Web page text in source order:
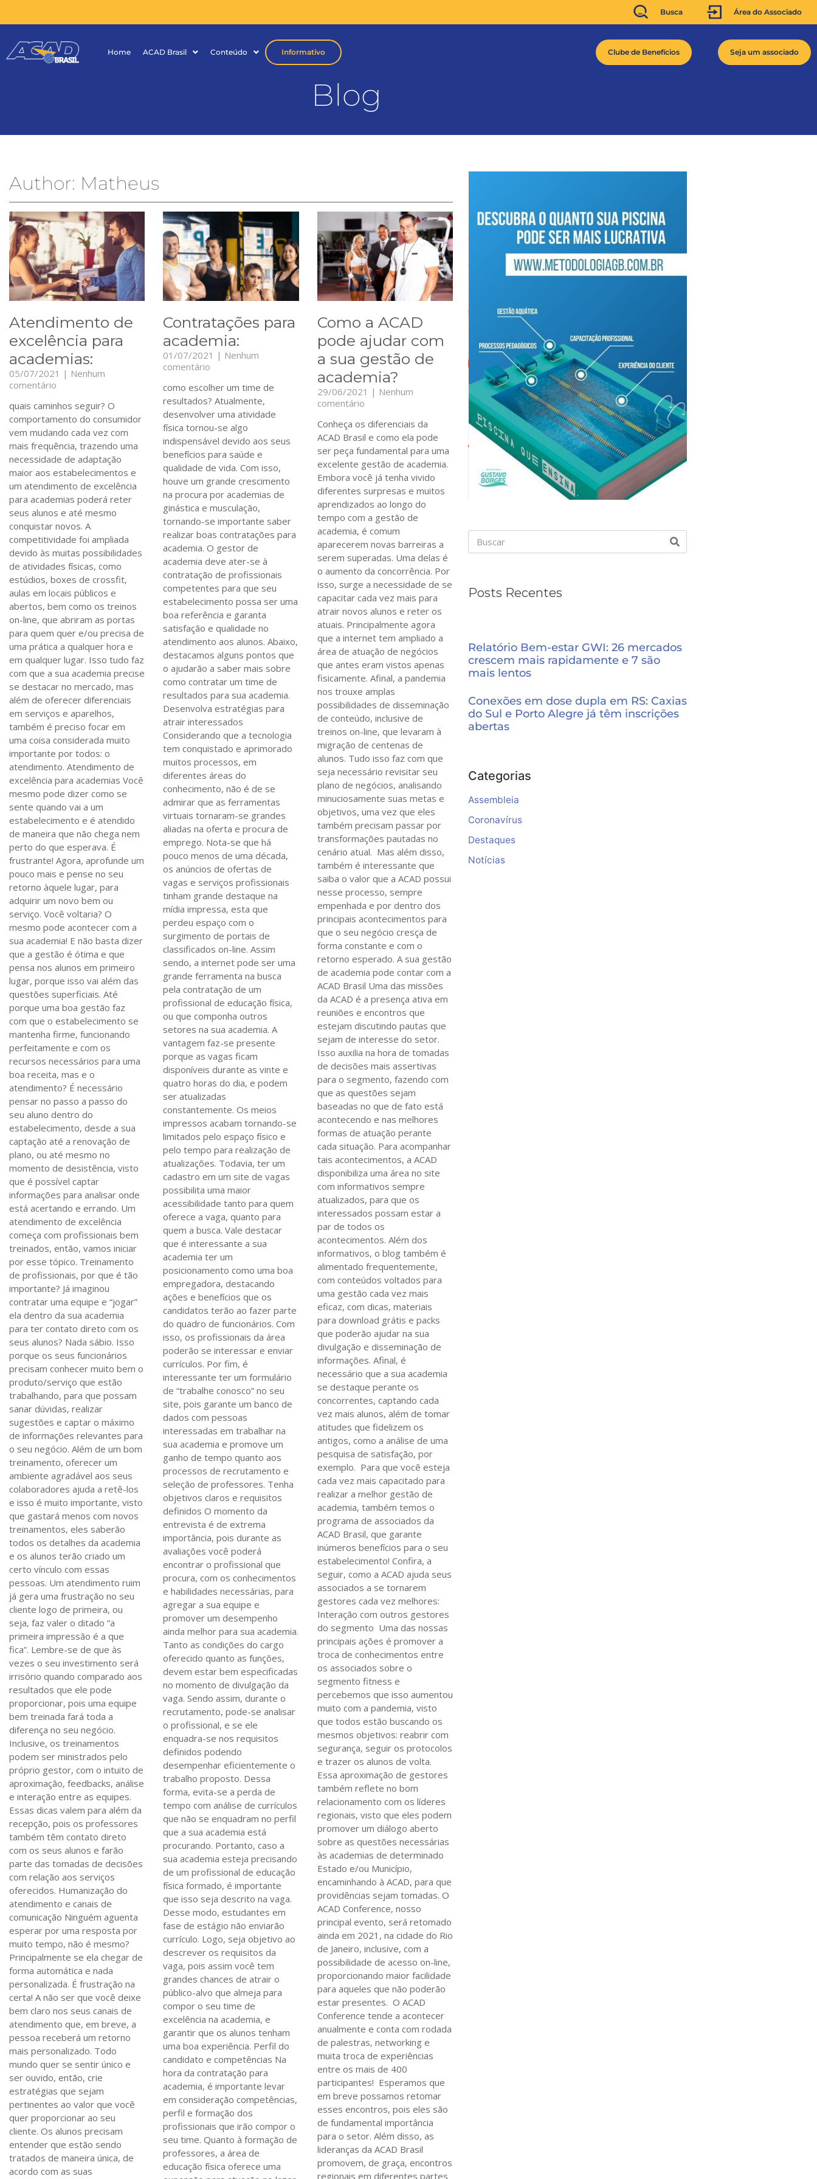
Busca Área do Associado
Home ACAD Brasil Conteúdo Informativo Clube de Benefícios Seja um associado
Blog
Author: Matheus
Atendimento de
excelência para
academias:
05/07/2021
Nenhum
comentário
quais caminhos seguir? O
comportamento do consumidor
vem mudando cada vez com
mais frequência, trazendo uma
necessidade de adaptação
maior aos estabelecimentos e
um atendimento de excelência
para academias poderá reter
seus alunos e até mesmo
conquistar novos. A
competitividade foi ampliada
devido às muitas possibilidades
de atividades físicas, como
estúdios, boxes de crossfit,
aulas em locais públicos e
abertos, bem como os treinos
on-line, que abriram as portas
para quem quer e/ou precisa de
uma prática a qualquer hora e
em qualquer lugar. Isso tudo faz
com que a sua academia precise
se destacar no mercado, mas
além de oferecer diferenciais
em serviços e aparelhos,
também é preciso focar em
uma coisa considerada muito
importante por todos: o
atendimento. Atendimento de
excelência para academias Você
mesmo pode dizer como se
sente quando vai a um
estabelecimento e é atendido
de maneira que não chega nem
perto do que esperava. É
frustrante! Agora, aprofunde um
pouco mais e pense no seu
retorno àquele lugar, para
adquirir um novo bem ou
serviço. Você voltaria? O
mesmo pode acontecer com a
sua academia! E não basta dizer
que a gestão é ótima e que
pensa nos alunos em primeiro
lugar, porque isso vai além das
questões superficiais. Até
porque uma boa gestão faz
com que o estabelecimento se
mantenha firme, funcionando
perfeitamente e com os
recursos necessários para uma
boa receita, mas e o
atendimento? É necessário
pensar no passo a passo do
seu aluno dentro do
estabelecimento, desde a sua
captação até a renovação de
plano, ou até mesmo no
momento de desistência, visto
que é possível captar
informações para analisar onde
está acertando e errando. Um
atendimento de excelência
começa com profissionais bem
treinados, então, vamos iniciar
por esse tópico. Treinamento
de profissionais, por que é tão
importante? Já imaginou
contratar uma equipe e “jogar”
ela dentro da sua academia
para ter contato direto com os
seus alunos? Nada sábio. Isso
porque os seus funcionários
precisam conhecer muito bem o
produto/serviço que estão
trabalhando, para que possam
sanar dúvidas, realizar
sugestões e captar o máximo
de informações relevantes para
o seu negócio. Além de um bom
treinamento, oferecer um
ambiente agradável aos seus
colaboradores ajuda a retê-los
e isso é muito importante, visto
que gastará menos com novos
treinamentos, eles saberão
todos os detalhes da academia
e os alunos terão criado um
certo vínculo com essas
pessoas. Um atendimento ruim
já gera uma frustração no seu
cliente logo de primeira, ou
seja, faz valer o ditado “a
primeira impressão é a que
fica”. Lembre-se de que às
vezes o seu investimento será
irrisório quando comparado aos
resultados que ele pode
proporcionar, pois uma equipe
bem treinada fará toda a
diferença no seu negócio.
Inclusive, os treinamentos
podem ser ministrados pelo
próprio gestor, com o intuito de
aproximação, feedbacks, análise
e interação entre as equipes.
Essas dicas valem para além da
recepção, pois os professores
também têm contato direto
com os seus alunos e farão
parte das tomadas de decisões
com relação aos serviços
oferecidos. Humanização do
atendimento e canais de
comunicação Ninguém aguenta
esperar por uma resposta por
muito tempo, não é mesmo?
Principalmente se ela chegar de
forma automática e nada
personalizada. É frustração na
certa! A não ser que você deixe
bem claro nos seus canais de
atendimento que, em breve, a
pessoa receberá um retorno
mais personalizado. Todo
mundo quer se sentir único e
ser ouvido, então, crie
estratégias que sejam
pertinentes ao valor que você
quer proporcionar ao seu
cliente. Os alunos precisam
entender que estão sendo
tratados de maneira única, de
acordo com as suas
Contratações para
academia:
01/07/2021
Nenhum
comentário
como escolher um time de
resultados? Atualmente,
desenvolver uma atividade
física tornou-se algo
indispensável devido aos seus
benefícios para saúde e
qualidade de vida. Com isso,
houve um grande crescimento
na procura por academias de
ginástica e musculação,
tornando-se importante saber
realizar boas contratações para
academia. O gestor de
academia deve ater-se à
contratação de profissionais
competentes para que seu
estabelecimento possa ser uma
boa referência e garanta
satisfação e qualidade no
atendimento aos alunos. Abaixo,
destacamos alguns pontos que
o ajudarão a saber mais sobre
como contratar um time de
resultados para sua academia.
Desenvolva estratégias para
atrair interessados
Considerando que a tecnologia
tem conquistado e aprimorado
muitos processos, em
diferentes áreas do
conhecimento, não é de se
admirar que as ferramentas
virtuais tornaram-se grandes
aliadas na oferta e procura de
emprego. Nota-se que há
pouco menos de uma década,
os anúncios de ofertas de
vagas e serviços profissionais
tinham grande destaque na
mídia impressa, esta que
perdeu espaço com o
surgimento de portais de
classificados on-line. Assim
sendo, a internet pode ser uma
grande ferramenta na busca
pela contratação de um
profissional de educação física,
ou que componha outros
setores na sua academia. A
vantagem faz-se presente
porque as vagas ficam
disponíveis durante as vinte e
quatro horas do dia, e podem
ser atualizadas
constantemente. Os meios
impressos acabam tornando-se
limitados pelo espaço físico e
pelo tempo para realização de
atualizações. Todavia, ter um
cadastro em um site de vagas
possibilita uma maior
acessibilidade tanto para quem
oferece a vaga, quanto para
quem a busca. Vale destacar
que é interessante a sua
academia ter um
posicionamento como uma boa
empregadora, destacando
ações e benefícios que os
candidatos terão ao fazer parte
do quadro de funcionários. Com
isso, os profissionais da área
poderão se interessar e enviar
currículos. Por fim, é
interessante ter um formulário
de “trabalhe conosco” no seu
site, pois garante um banco de
dados com pessoas
interessadas em trabalhar na
sua academia e promove um
ganho de tempo quanto aos
processos de recrutamento e
seleção de professores. Tenha
objetivos claros e requisitos
definidos O momento da
entrevista é de extrema
importância, pois durante as
avaliações você poderá
encontrar o profissional que
procura, com os conhecimentos
e habilidades necessárias, para
agregar a sua equipe e
promover um desempenho
ainda melhor para sua academia.
Tanto as condições do cargo
oferecido quanto as funções,
devem estar bem especificadas
no momento de divulgação da
vaga. Sendo assim, durante o
recrutamento, pode-se analisar
o profissional, e se ele
enquadra-se nos requisitos
definidos podendo
desempenhar eficientemente o
trabalho proposto. Dessa
forma, evita-se a perda de
tempo com análise de currículos
que não se enquadram no perfil
que a sua academia está
procurando. Portanto, caso a
sua academia esteja precisando
de um profissional de educação
física formado, é importante
que isso seja descrito na vaga.
Desse modo, estudantes em
fase de estágio não enviarão
currículo. Logo, seja objetivo ao
descrever os requisitos da
vaga, pois assim você tem
grandes chances de atrair o
público-alvo que almeja para
compor o seu time de
excelência na academia, e
garantir que os alunos tenham
uma boa experiência. Perfil do
candidato e competências Na
hora da contratação para
academia, é importante levar
em consideração competências,
perfil e formação dos
profissionais que irão compor o
seu time. Quanto à formação de
professores, a área de
educação física oferece uma
Como a ACAD
pode ajudar com
a sua gestão de
academia?
29/06/2021
Nenhum
comentário
Conheça os diferenciais da
ACAD Brasil e como ela pode
ser peça fundamental para uma
excelente gestão de academia.
Embora você já tenha vivido
diferentes surpresas e muitos
aprendizados ao longo do
tempo com a gestão de
academia, é comum
aparecerem novas barreiras a
serem superadas. Uma delas é
o aumento da concorrência. Por
isso, surge a necessidade de se
capacitar cada vez mais para
atrair novos alunos e reter os
atuais. Principalmente agora
que a internet tem ampliado a
área de atuação de negócios
que antes eram vistos apenas
fisicamente. Afinal, a pandemia
nos trouxe amplas
possibilidades de disseminação
de conteúdo, inclusive de
treinos on-line, que levaram à
migração de centenas de
alunos. Tudo isso faz com que
seja necessário revisitar seu
plano de negócios, analisando
minuciosamente suas metas e
objetivos, uma vez que eles
também precisam passar por
transformações pautadas no
cenário atual. Mas além disso,
também é interessante que
saiba o valor que a ACAD possui
nesse processo, sempre
empenhada e por dentro dos
principais acontecimentos para
que o seu negócio cresça de
forma constante e com o
retorno esperado. A sua gestão
de academia pode contar com a
ACAD Brasil Uma das missões
da ACAD é a presença ativa em
reuniões e encontros que
estejam discutindo pautas que
sejam de interesse do setor.
Isso auxilia na hora de tomadas
de decisões mais assertivas
para o segmento, fazendo com
que as questões sejam
baseadas no que de fato está
acontecendo e nas melhores
formas de atuação perante
cada situação. Para acompanhar
tais acontecimentos, a ACAD
disponibiliza uma área no site
com informativos sempre
atualizados, para que os
interessados possam estar a
par de todos os
acontecimentos. Além dos
informativos, o blog também é
alimentado frequentemente,
com conteúdos voltados para
uma gestão cada vez mais
eficaz, com dicas, materiais
para download grátis e packs
que poderão ajudar na sua
divulgação e disseminação de
informações. Afinal, é
necessário que a sua academia
se destaque perante os
concorrentes, captando cada
vez mais alunos, além de tomar
atitudes que fidelizem os
antigos, como a análise de uma
pesquisa de satisfação, por
exemplo. Para que você esteja
cada vez mais capacitado para
realizar a melhor gestão de
academia, também temos o
programa de associados da
ACAD Brasil, que garante
inúmeros benefícios para o seu
estabelecimento! Confira, a
seguir, como a ACAD ajuda seus
associados a se tornarem
gestores cada vez melhores:
Interação com outros gestores
do segmento Uma das nossas
principais ações é promover a
troca de conhecimentos entre
os associados sobre o
segmento fitness e
percebemos que isso aumentou
muito com a pandemia, visto
que todos estão buscando os
mesmos objetivos: reabrir com
segurança, seguir os protocolos
e trazer os alunos de volta.
Essa aproximação de gestores
também reflete no bom
relacionamento com os líderes
regionais, visto que eles podem
promover um diálogo aberto
sobre as questões necessárias
às academias de determinado
Estado e/ou Município,
encaminhando à ACAD, para que
providências sejam tomadas. O
ACAD Conference, nosso
principal evento, será retomado
ainda em 2021, na cidade do Rio
de Janeiro, inclusive, com a
possibilidade de acesso on-line,
proporcionando maior facilidade
para aqueles que não poderão
estar presentes. O ACAD
Conference tende a acontecer
anualmente e conta com rodada
de palestras, networking e
muita troca de experiências
entre os mais de 400
participantes! Esperamos que
em breve possamos retomar
esses encontros, pois eles são
de fundamental importância
para o setor. Além disso, as
lideranças da ACAD Brasil
promovem, de graça, encontros
regionais em diferentes partes
Posts Recentes
Relatório Bem-estar GWI: 26 mercados
crescem mais rapidamente e 7 são
mais lentos
Conexões em dose dupla em RS: Caxias
do Sul e Porto Alegre já têm inscrições
abertas
Categorias
Assembleia
Coronavírus
Destaques
Notícias